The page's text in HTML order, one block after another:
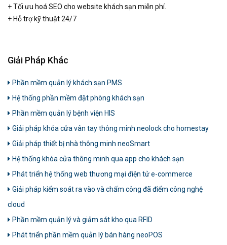
+ Tối ưu hoá SEO cho website khách sạn miễn phí.
+ Hỗ trợ kỹ thuật 24/7
Giải Pháp Khác
Phần mềm quản lý khách sạn PMS
Hệ thống phần mềm đặt phòng khách sạn
Phần mềm quản lý bệnh viện HIS
Giải pháp khóa cửa vân tay thông minh neolock cho homestay
Giải pháp thiết bị nhà thông minh neoSmart
Hệ thống khóa cửa thông minh qua app cho khách sạn
Phát triển hệ thống web thương mại điện tử e-commerce
Giải pháp kiểm soát ra vào và chấm công đã điểm công nghệ
cloud
Phần mềm quản lý và giảm sát kho qua RFID
Phát triển phần mềm quản lý bán hàng neoPOS